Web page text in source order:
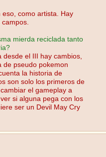
eso, como artista. Hay
mierda reciclada tanto
el III hay cambios,
de pseudo pokemon
la historia de
son solo los primeros de
el gameplay a
si alguna pega con los
ser un Devil May Cry